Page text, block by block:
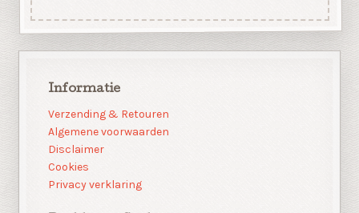
Informatie
Verzending & Retouren
Algemene voorwaarden
Disclaimer
Cookies
Privacy verklaring